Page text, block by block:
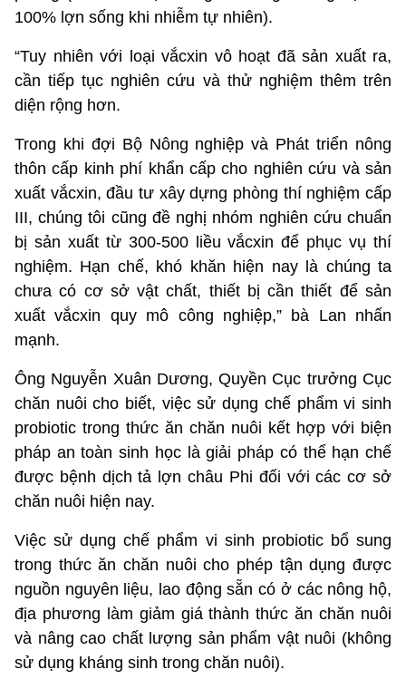
100% lợn sống khi nhiễm tự nhiên).
“Tuy nhiên với loại vắcxin vô hoạt đã sản xuất ra,
cần tiếp tục nghiên cứu và thử nghiệm thêm trên
diện rộng hơn.
Trong khi đợi Bộ Nông nghiệp và Phát triển nông
thôn cấp kinh phí khẩn cấp cho nghiên cứu và sản
xuất vắcxin, đầu tư xây dựng phòng thí nghiệm cấp
III, chúng tôi cũng đề nghị nhóm nghiên cứu chuẩn
bị sản xuất từ 300-500 liều vắcxin để phục vụ thí
nghiệm. Hạn chế, khó khăn hiện nay là chúng ta
chưa có cơ sở vật chất, thiết bị cần thiết để sản
xuất vắcxin quy mô công nghiệp,” bà Lan nhấn
mạnh.
Ông Nguyễn Xuân Dương, Quyền Cục trưởng Cục
chăn nuôi cho biết, việc sử dụng chế phẩm vi sinh
probiotic trong thức ăn chăn nuôi kết hợp với biện
pháp an toàn sinh học là giải pháp có thể hạn chế
được bệnh dịch tả lợn châu Phi đối với các cơ sở
chăn nuôi hiện nay.
Việc sử dụng chế phẩm vi sinh probiotic bổ sung
trong thức ăn chăn nuôi cho phép tận dụng được
nguồn nguyên liệu, lao động sẵn có ở các nông hộ,
địa phương làm giảm giá thành thức ăn chăn nuôi
và nâng cao chất lượng sản phẩm vật nuôi (không
sử dụng kháng sinh trong chăn nuôi).